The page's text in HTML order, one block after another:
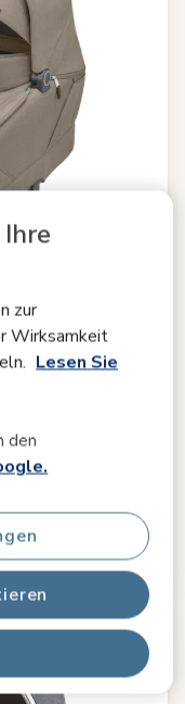
zur
Wirksamkeit
Lesen Sie
den
aus